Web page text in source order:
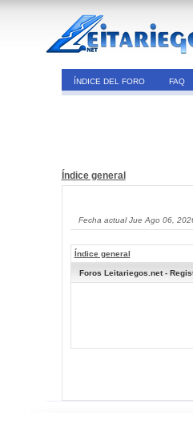
ÍNDICE DEL FORO FAQ
Índice general
Fecha actual Jue Ago 06,
Índice general
Foros Leitariegos.net -